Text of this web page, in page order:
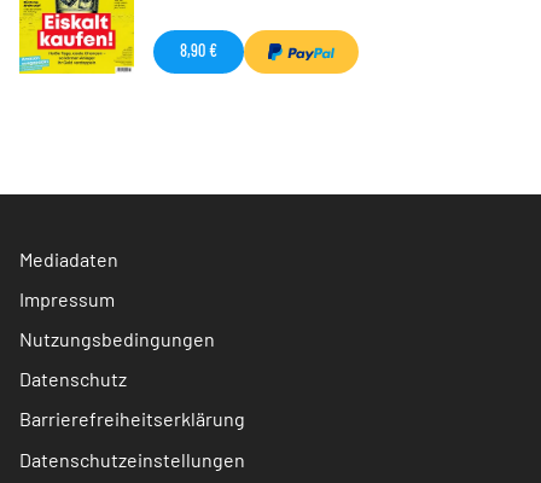
8,90 €
Mediadaten
Impressum
Nutzungsbedingungen
Datenschutz
Barrierefreiheitserklärung
Datenschutzeinstellungen